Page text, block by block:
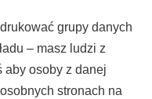
grupy danych
– masz ludzi z
aby osoby z danej
stronach na